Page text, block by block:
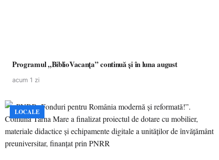
Programul „BiblioVacanța” continuă și în luna august
acum 1 zi
LOCALE